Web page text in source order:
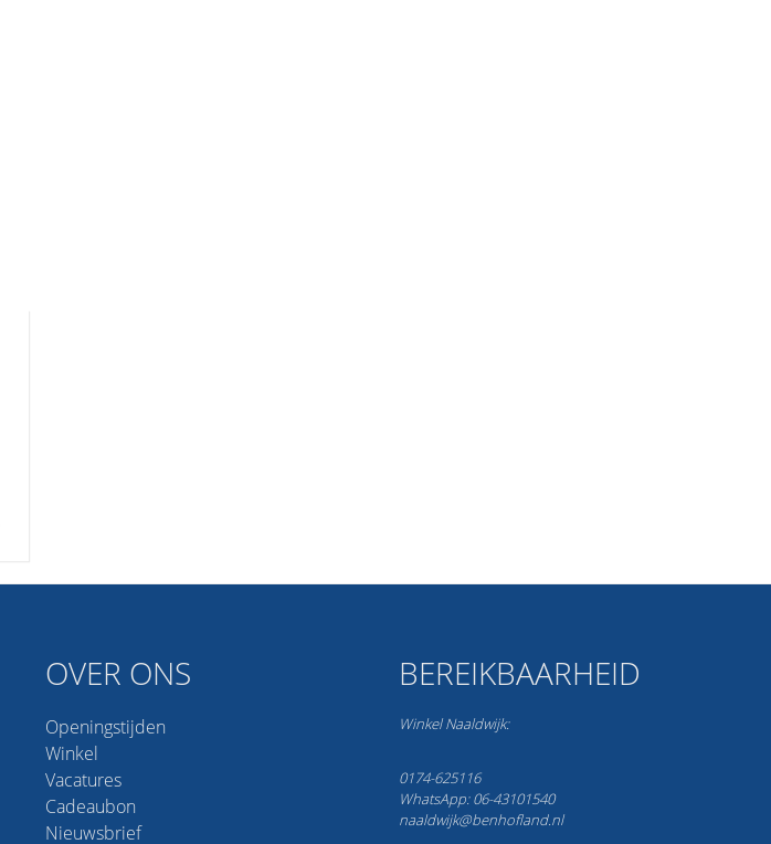
OVER ONS
Openingstijden
Winkel
Vacatures
Cadeaubon
Nieuwsbrief
BEREIKBAARHEID
Winkel Naaldwijk:
0174-625116
WhatsApp: 06-43101540
naaldwijk@benhofland.nl